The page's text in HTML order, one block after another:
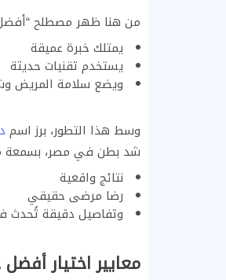
من هنا ظهر مصطلح
يمتلك خبرة عميقة
يستخدم تقنيات حديثة
ويضع سلامة المريض
وسط هذا التطور، برز اسم
شد بطن في مصر، بسمعة
نتائج واقعية
رضا مرضى حقيقي
وتفاصيل دقيقة تُحدث
معايير اختيار